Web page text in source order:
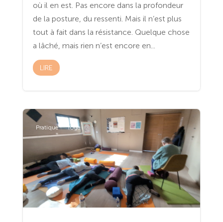
où il en est. Pas encore dans la profondeur
de la posture, du ressenti. Mais il n’est plus
tout à fait dans la résistance. Quelque chose
a lâché, mais rien n’est encore en...
LIRE
Pratique Yoga